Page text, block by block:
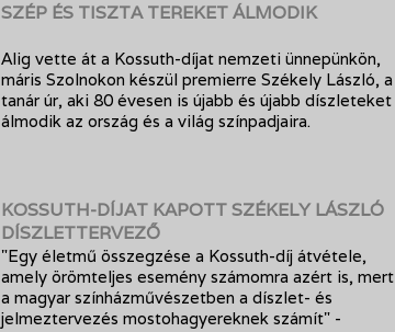
SZÉP ÉS TISZTA TEREKET ÁLMODIK
Alig vette át a Kossuth-díjat nemzeti ünnepünkön,
máris Szolnokon készül premierre Székely László, a
tanár úr, aki 80 évesen is újabb és újabb díszleteket
álmodik az ország és a világ színpadjaira.
KOSSUTH-DÍJAT KAPOTT SZÉKELY LÁSZLÓ
DÍSZLETTERVEZŐ
"Egy életmű összegzése a Kossuth-díj átvétele,
amely örömteljes esemény számomra azért is, mert
a magyar színházművészetben a díszlet- és
jelmeztervezés mostohagyereknek számít" -